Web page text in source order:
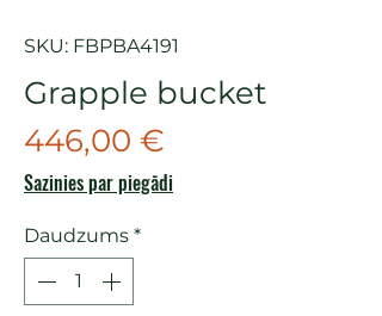
SKU: FBPBA4191
Grapple bucket
446,00 €
Sazinies par piegādi
Daudzums *